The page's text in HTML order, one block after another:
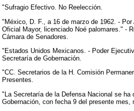
"Sufragio Efectivo. No Reelección.
"México, D. F., a 16 de marzo de 1962. -
Oficial Mayor, licenciado Noé palomares." -
Cámara de Senadores.
"Estados Unidos Mexicanos. - Poder
Secretaría de Gobernación.
"CC. Secretarios de la H. Comisión
Presentes.
"La Secretaría de la Defensa Nacional se ha
Gobernación, con fecha 9 del presente mes,